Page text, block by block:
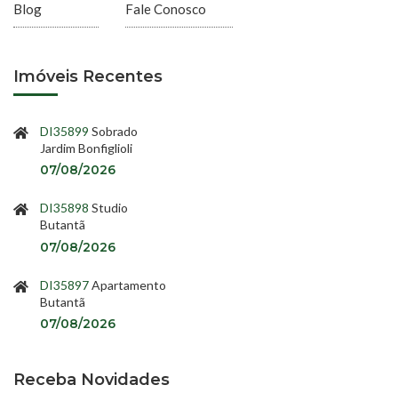
Blog Fale Conosco
Imóveis Recentes
DI35899 Sobrado
Jardim Bonfiglioli
07/08/2026
DI35898 Studio
Butantã
07/08/2026
DI35897Apartamento
Butantã
07/08/2026
Receba Novidades